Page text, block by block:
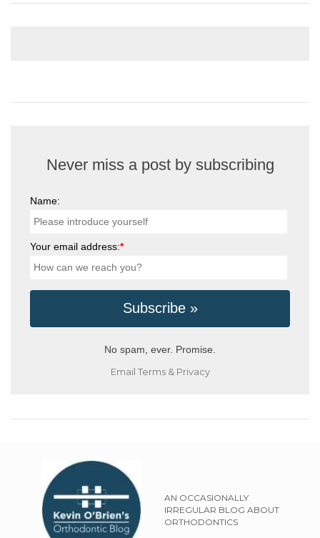
Never miss a post by subscribing
Name:
Your email address:*
No spam, ever. Promise.
Email Terms& Privacy
AN OCCASIONALLY
IRREGULAR BLOG ABOUT
ORTHODONTICS